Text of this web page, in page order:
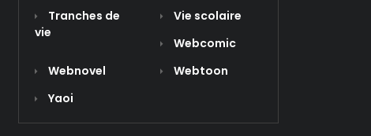
Tranches de
vie
Vie scolaire
Webcomic
Webnovel
Webtoon
Yaoi